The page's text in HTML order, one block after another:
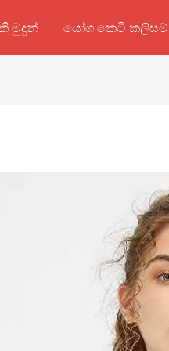
මුදුන් යෝග කෙටි කලිසම්